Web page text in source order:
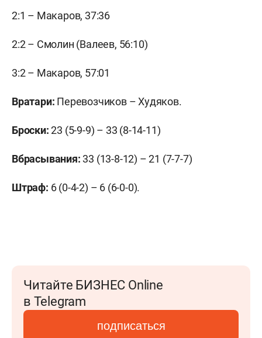
2:1 – Макаров, 37:36
2:2 – Смолин (Валеев, 56:10)
3:2 – Макаров, 57:01
Вратари: Перевозчиков – Худяков.
Броски:23 (5-9-9) – 33 (8-14-11)
Вбрасывания: 33 (13-8-12) – 21 (7-7-7)
Штраф: 6 (0-4-2) – 6 (6-0-0).
Читайте БИЗНЕС Online
в Telegram
подписаться